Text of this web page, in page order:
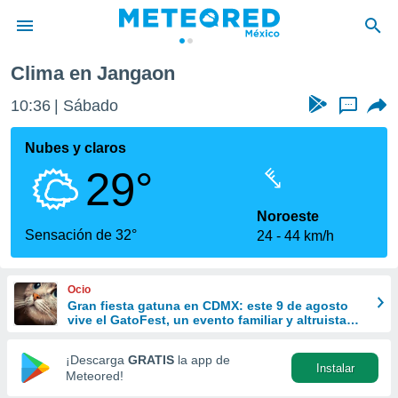
de
ha sido
calidad.
a este
las
y
forma
digital
basada
Clima en Jangaon
10:36 Sábado ...
Nubes y claros
29°
Sensación de 32°
Noroeste
24
44 km/h
Ocio
Gran fiesta gatuna en CDMX: este 9 de agosto
vive el GatoFest, un evento familiar y altruista
¡Descarga GRATIS la app de
Meteored!
Instalar